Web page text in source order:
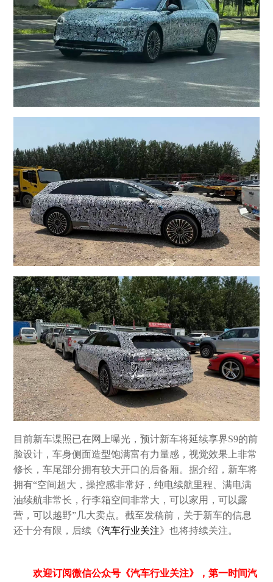
目前新车谍照已在网上曝光，预计新车将延续享界S9的前
脸设计，车身侧面造型饱满富有力量感，视觉效果上非常
修长，车尾部分拥有较大开口的后备厢。据介绍，新车将
拥有“空间超大，操控感非常好，纯电续航里程、满电满
油续航非常长，行李箱空间非常大，可以家用，可以露
营，可以越野”几大卖点。截至发稿前，关于新车的信息
还十分有限，后续《汽车行业关注》也将持续关注。
欢迎订阅微信公众号《汽车行业关注》，第一时间汽